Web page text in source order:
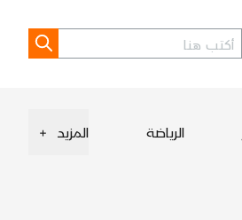
الرياضة المزيد +